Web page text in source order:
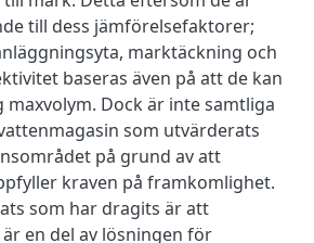
till dess jämförelsefaktorer;
marktäckning och
baseras även på att de kan
Dock är inte samtliga
som utvärderats
på grund av att
kraven på framkomlighet.
som har dragits är att
en del av lösningen för